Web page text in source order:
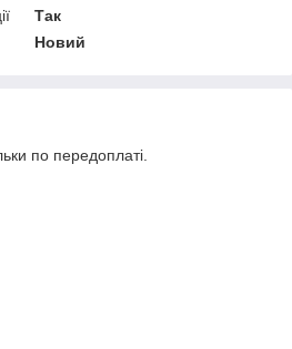
Так
Новий
по передоплаті.